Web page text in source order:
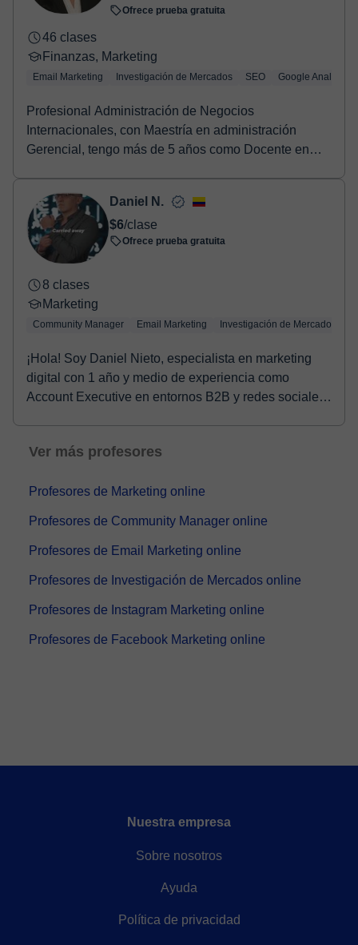
Ofrece prueba gratuita
46 clases
Finanzas, Marketing
Email Marketing Investigación de Mercados SEO Google Analytics
Profesional Administración de Negocios
Internacionales, con Maestría en administración
Gerencial, tengo más de 5 años como Docente en
Daniel N.
$6/clase
Ofrece prueba gratuita
8 clases
Marketing
Community Manager Email Marketing Investigación de Mercados
¡Hola! Soy Daniel Nieto, especialista en marketing
digital con 1 año y medio de experiencia como
Account Executive en entornos B2B y redes sociales.
Ver más profesores
Profesores de Marketing online
Profesores de Community Manager online
Profesores de Email Marketing online
Profesores de Investigación de Mercados online
Profesores de Instagram Marketing online
Profesores de Facebook Marketing online
Nuestra empresa
Sobre nosotros
Ayuda
Política de privacidad